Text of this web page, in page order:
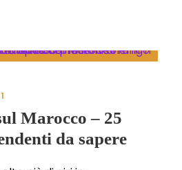
Marocco – 25
da sapere